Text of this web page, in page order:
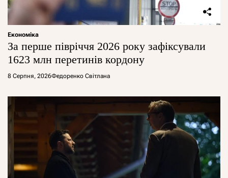
Економіка
За перше півріччя 2026 року зафіксували
1623 млн перетинів кордону
8 Серпня, 2026Федоренко Світлана